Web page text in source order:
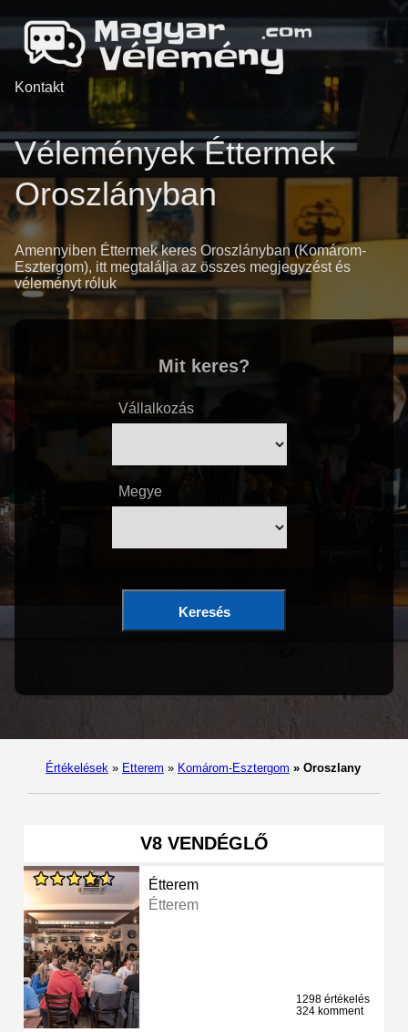
Kontakt
Vélemények Éttermek
Oroszlányban
Amennyiben Éttermek keres Oroszlányban (Komárom-
Esztergom), itt megtalálja az összes megjegyzést és
véleményt róluk
Mit keres?
Vállalkozás
Megye
Keresés
Értékelések » Etterem » Komárom-Esztergom » Oroszlany
V8 VENDÉGLŐ
Étterem
Étterem
1298 értékelés
324 komment